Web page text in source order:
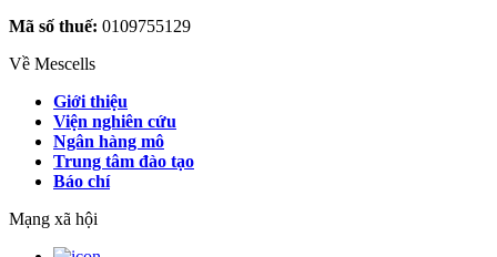
Mã số thuế: 0109755129
Về Mescells
Giới thiệu
Viện nghiên cứu
Ngân hàng mô
Trung tâm đào tạo
Báo chí
Mạng xã hội